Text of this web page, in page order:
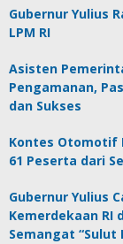
Gubernur Yulius
LPM RI
Asisten
Pengamanan,
dan Sukses
Kontes Otomotif
61 Peserta dari
Gubernur Yulius
Kemerdekaan RI
Semangat “Sulut